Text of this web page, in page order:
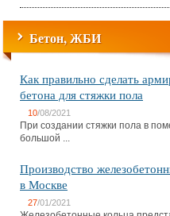
Бетон, ЖБИ
Как правильно сделать
бетона для стяжки пола
10/08/2021
При создании стяжки пола в
большой ...
Производство
в Москве
27/01/2021